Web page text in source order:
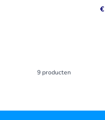
9 producten